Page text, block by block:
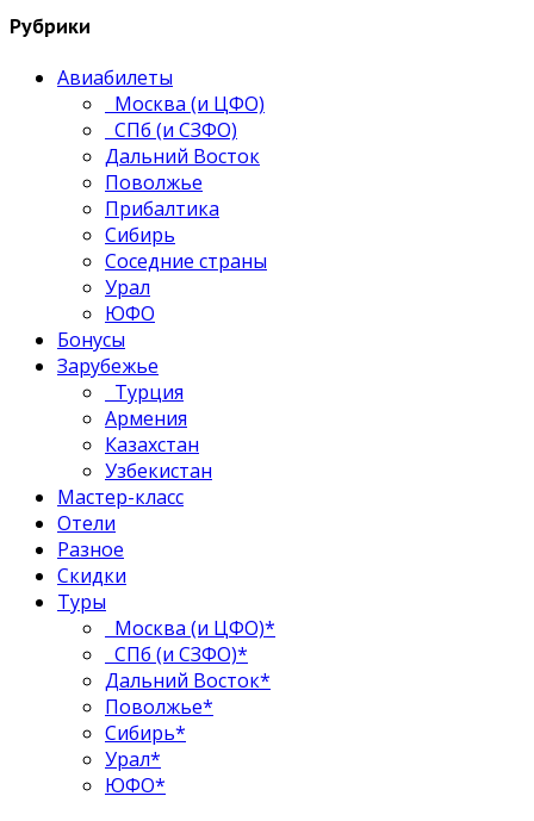
Рубрики
Авиабилеты
Москва (и ЦФО)
СПб (и СЗФО)
Дальний Восток
Поволжье
Прибалтика
Сибирь
Соседние страны
Урал
ЮФО
Бонусы
Зарубежье
Турция
Армения
Казахстан
Узбекистан
Мастер-класс
Отели
Разное
Скидки
Туры
Москва (и ЦФО)*
СПб (и СЗФО)*
Дальний Восток*
Поволжье*
Сибирь*
Урал*
ЮФО*